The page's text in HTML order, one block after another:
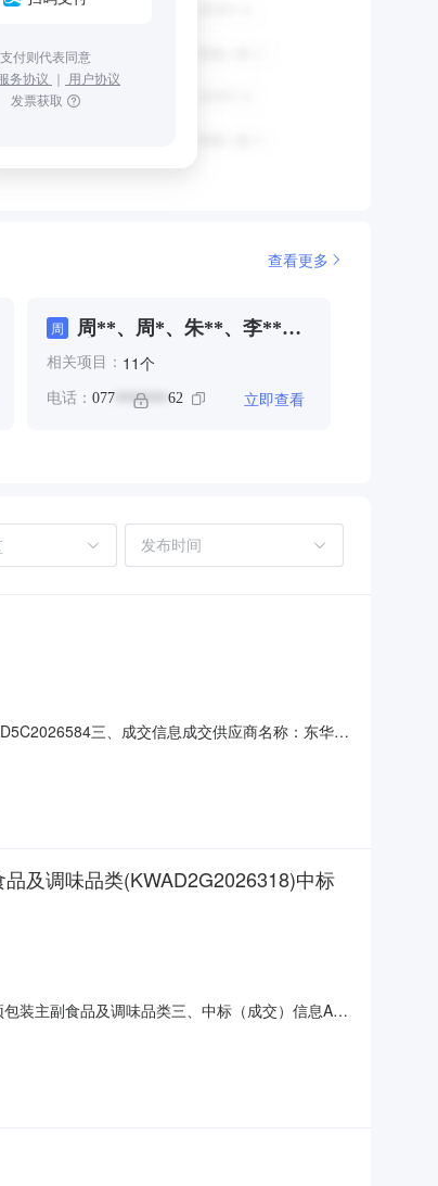
支付则代表同意
务协议 ｜ 用户协议
发票获取
查看更多
周
周**、周*、朱**、李**、
相关项目： 11个
电话： 077 ******* 62 立即查看
三、成交信息成交供应商名称：东华大
照国家、行业相关标准及采购文件约定的标准。
及调味品类(KWAD2G2026318)中标
装主副食品及调味品类三、中标（成交）信息A分
名称：广西南宁市恒业文化传播有限公司中标人